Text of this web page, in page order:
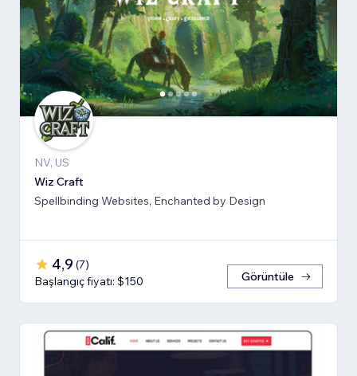
NV, US
Wiz Craft
Spellbinding Websites, Enchanted by Design
4,9 (7)
Başlangıç fiyatı: $150
Görüntüle